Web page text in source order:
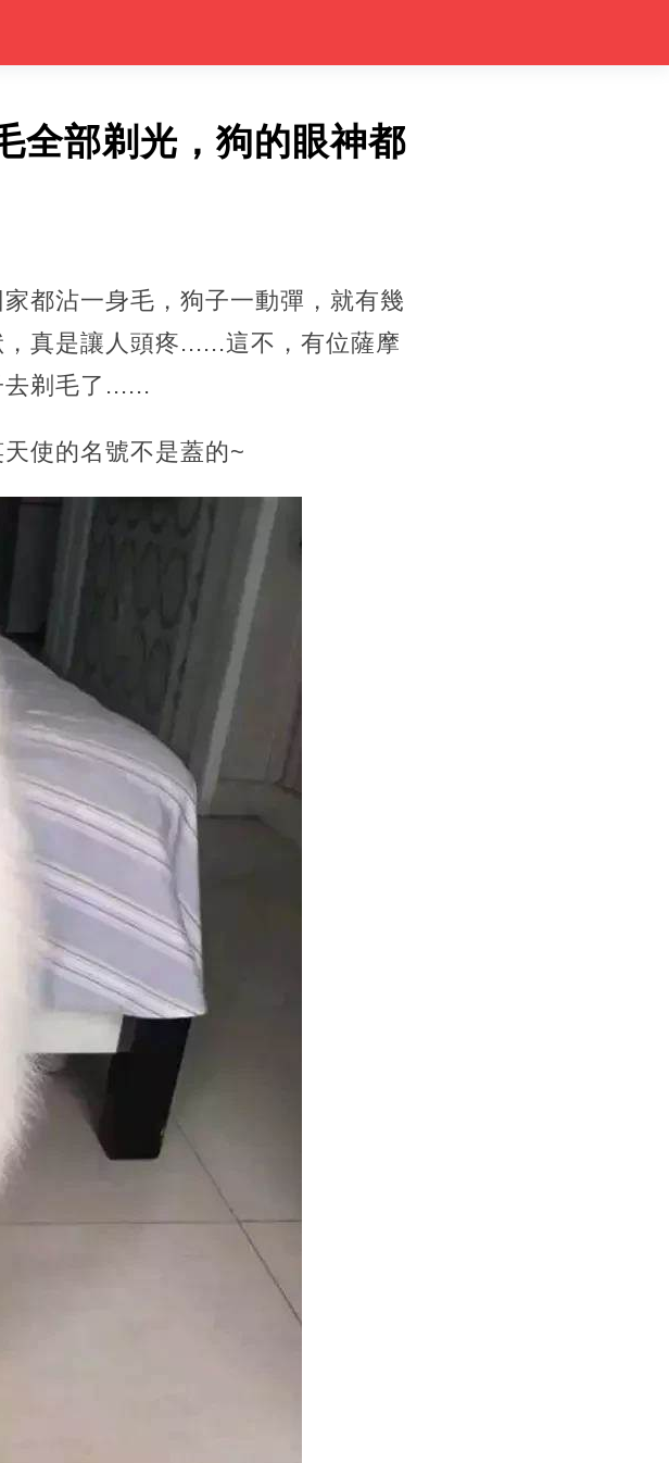
全部剃光，狗的眼神都
都沾一身毛，狗子一動彈，就有幾
真是讓人頭疼......這不，有位薩摩
剃毛了......
使的名號不是蓋的~